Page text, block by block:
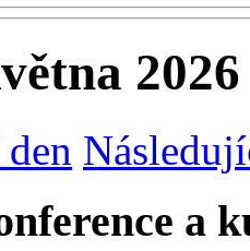
2026
a